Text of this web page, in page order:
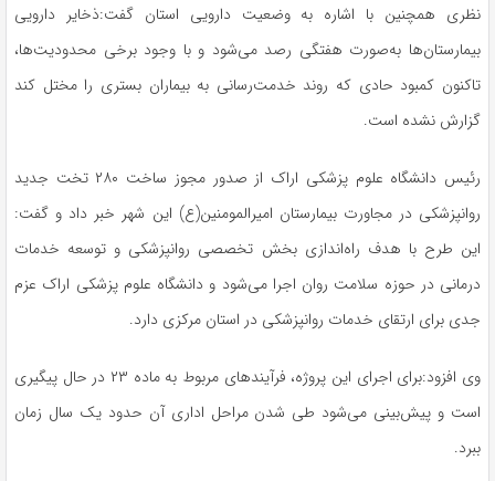
نظری همچنین با اشاره به وضعیت دارویی استان گفت:ذخایر دارویی
بیمارستان‌ها به‌صورت هفتگی رصد می‌شود و با وجود برخی محدودیت‌ها،
تاکنون کمبود حادی که روند خدمت‌رسانی به بیماران بستری را مختل کند
گزارش نشده است.
رئیس دانشگاه علوم پزشکی اراک از صدور مجوز ساخت ۲۸۰ تخت جدید
روانپزشکی در مجاورت بیمارستان امیرالمومنین(ع) این شهر خبر داد و گفت:
این طرح با هدف راه‌اندازی بخش تخصصی روانپزشکی و توسعه خدمات
درمانی در حوزه سلامت روان اجرا می‌شود و دانشگاه علوم پزشکی اراک عزم
جدی برای ارتقای خدمات روانپزشکی در استان مرکزی دارد.
وی افزود:برای اجرای این پروژه، فرآیندهای مربوط به ماده ۲۳ در حال پیگیری
است و پیش‌بینی می‌شود طی شدن مراحل اداری آن حدود یک سال زمان
ببرد.